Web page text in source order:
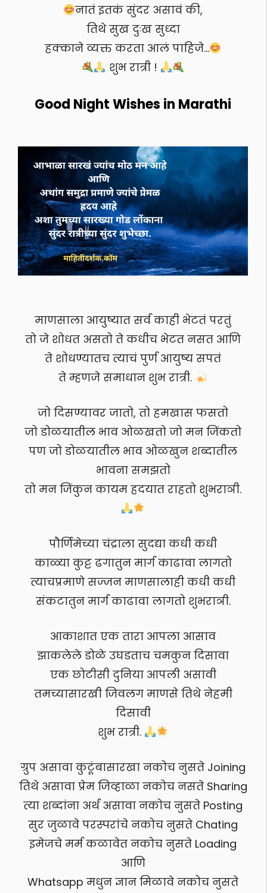
नातं इतकं सुंदर असावं की,
तिथे सुख दुःख सुध्दा
हक्काने व्यक्त करता आलं पाहिजे…
शुभ रात्री !
Good Night Wishes in Marathi
माणसाला आयुष्यात सर्व काही भेटतं परतुं
तो जे शोधत असतो ते कधीच भेटत नसत आणि
ते शोधण्यातच त्याचं पुर्ण आयुष्य सपतं
ते म्हणजे समाधान शुभ रात्री.
जो दिसण्यावर जातो, तो हमखास फसतो
जो डोळयातील भाव ओळखतो जो मन जिंकतो
पण जो डोळयातील भाव ओळखुन शब्दातील
भावना समझतो
तो मन जिंकुन कायम ह्रदयात राहतो शुभराञी.
पौर्णिमेच्या चंद्राला सुदद्या कधी कधी
काळ्या कुट्ट ढगातुन मार्ग काढावा लागतो
त्याचप्रमाणे सज्जन माणसालाही कधी कधी
संकटातुन मार्ग काढावा लागतो शुभराञी.
आकाशात एक तारा आपला आसाव
झाकलेले डोळे उघडताच चमकुन दिसावा
एक छोटीसी दुनिया आपली असावी
तमच्यासारखी जिवलग माणसे तिथे नेहमी
दिसावी
शुभ रात्री.
ग्रुप असावा कुटूंबासारखा नकोच नुसते Joining
तिथे असावा प्रेम जिव्हाळा नकोच नसते Sharing
त्या शब्दांना अर्थ असावा नकोच नुसते Posting
सुर जुळावे परस्परांचे नकोच नुसते Chating
इमेजचे मर्म कळावेत नकोच नुसते Loading
आणि
Whatsapp मधुन ज्ञान मिळावे नकोच नुसते